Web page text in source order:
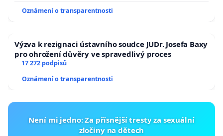
Oznámení o transparentnosti
Výzva k rezignaci ústavního soudce JUDr. Josefa Baxy
pro ohrožení důvěry ve spravedlivý proces
17 272 podpisů
Oznámení o transparentnosti
Není mi jedno: Za přísnější tresty za sexuální
zločiny na dětech